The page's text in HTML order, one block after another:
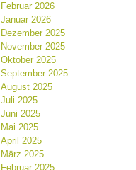
Februar 2026
Januar 2026
Dezember 2025
November 2025
Oktober 2025
September 2025
August 2025
Juli 2025
Juni 2025
Mai 2025
April 2025
März 2025
Februar 2025